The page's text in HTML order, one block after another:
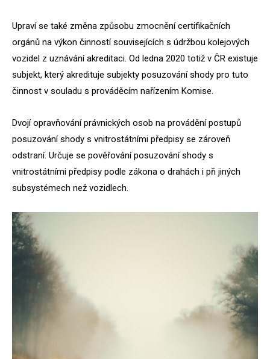
Upraví se také změna způsobu zmocnění certifikačních
orgánů na výkon činností souvisejících s údržbou kolejových
vozidel z uznávání akreditaci. Od ledna 2020 totiž v ČR existuje
subjekt, který akredituje subjekty posuzování shody pro tuto
činnost v souladu s prováděcím nařízením Komise.
Dvojí opravňování právnických osob na provádění postupů
posuzování shody s vnitrostátními předpisy se zároveň
odstraní. Určuje se pověřování posuzování shody s
vnitrostátními předpisy podle zákona o drahách i při jiných
subsystémech než vozidlech.